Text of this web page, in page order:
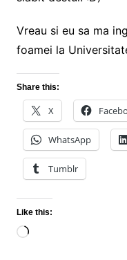
Vreau si eu sa ma
foamei la
Share this:
X
WhatsApp
Tumblr
Like this:
Loading…